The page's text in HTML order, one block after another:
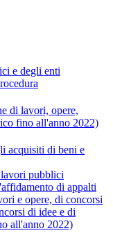
e degli enti
di lavori, opere,
fino all'anno 2022)
acquisiti di beni e
pubblici
di appalti
e opere, di concorsi
di idee e di
all'anno 2022)